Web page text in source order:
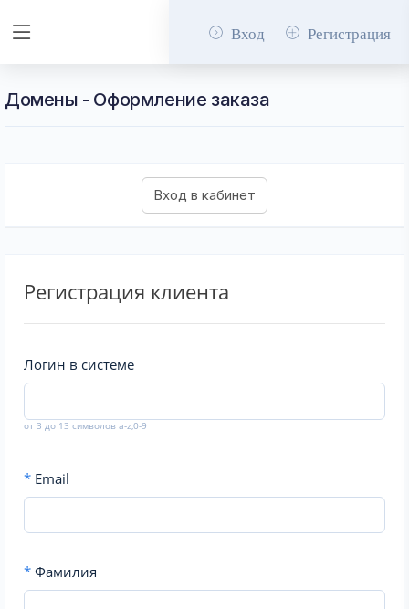
Вход Регистрация
Домены - Оформление заказа
Регистрация клиента
Логин в системе
от 3 до 13 символов a-z,0-9
* Email
* Фамилия